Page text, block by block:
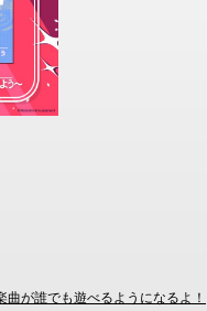
が誰でも遊べるようになるよ！